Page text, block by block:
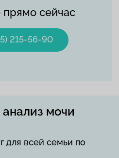
прямо сейчас
215-56-90
мочи
для всей семьи по